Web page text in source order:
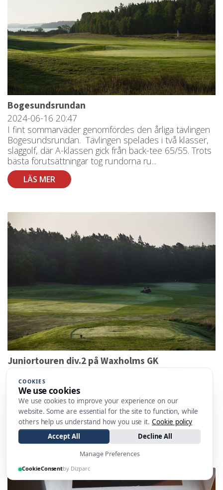
Bogesundsrundan
2024-06-16 20:47
I fint sommarväder genomfördes den årliga tävlingen
Bogesundsrundan. Tävlingen spelades i två klasser,
slaggolf, där A-klassen gick från back-tee 65/55. Trots
bästa förutsättningar tog rundorna ru...
LÄS MER
Juniortouren div.2 på Waxholms GK
I magiskt golfväder samlades i helgen några av
Stockholms och Sveriges bästa juniorer för att göra
upp om vinsten i Juniortouren Div 2 på Waxholms
Golfklubb. Svenska Juniortouren samlar golfare i å...
LÄS MER
COOKIES
We use cookies
We use cookies to improve your experience on our
website. Some are essential for the site to function, while
others help us understand how you use it. Cookie policy
Accept All
Decline All
Manage Preferences
CookieConsentby Dizparc